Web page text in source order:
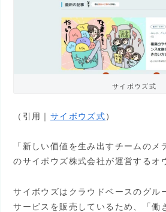
サイボウズ式
（引用｜ サイボウズ式）
「新しい価値を生み出すチームのメ
のサイボウズ株式会社が運営するオ
サイボウズはクラウドベースのグル
サービスを販売しているため、「働